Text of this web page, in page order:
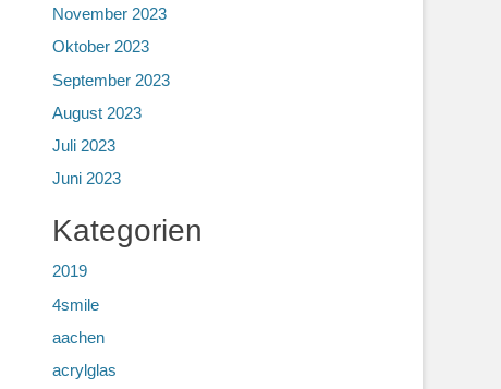
November 2023
Oktober 2023
September 2023
August 2023
Juli 2023
Juni 2023
Kategorien
2019
4smile
aachen
acrylglas